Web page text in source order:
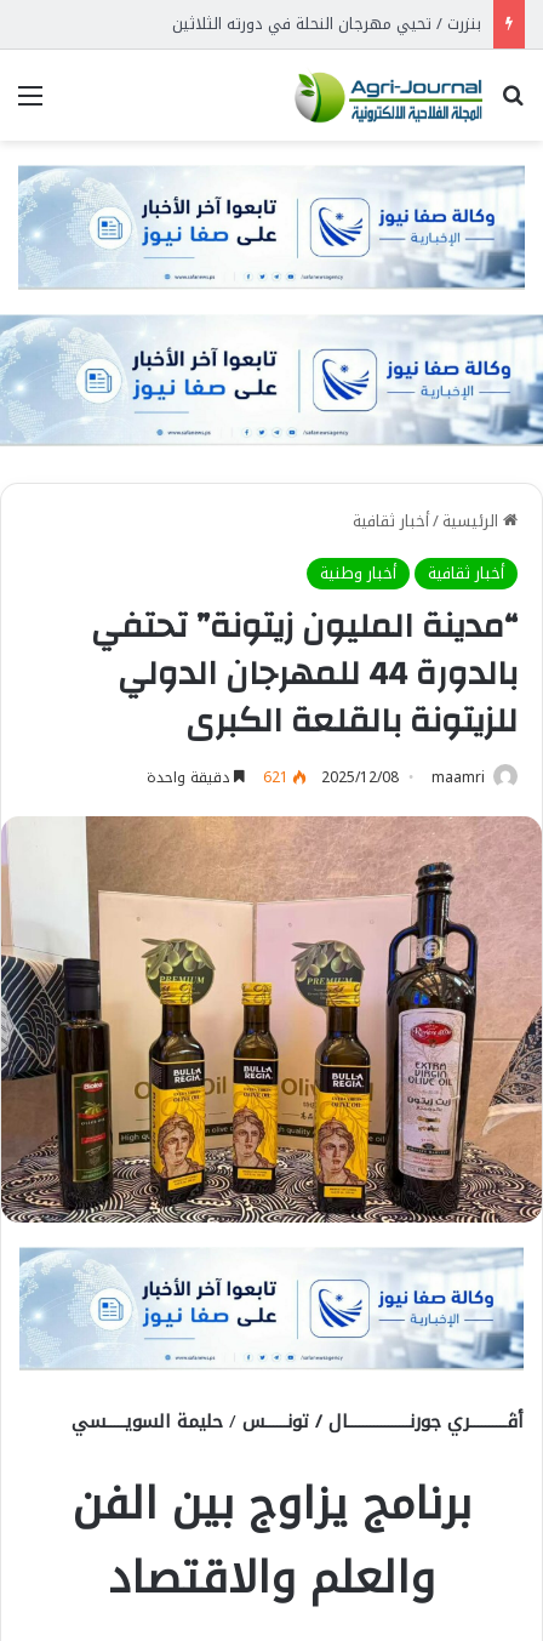
بنزرت / تحيي مهرجان النحلة في دورته الثلاثين
بحث عن
الرئيسية/أخبار ثقافية
أخبار ثقافية
أخبار وطنية
“مدينة المليون زيتونة” تحتفي
بالدورة 44 للمهرجان الدولي
للزيتونة بالقلعة الكبرى
maamri
2025/12/08
621 دقيقة واحدة
أڨــــــــــري جورنـــــــــــــــــال / تونــــــس/حليمة السويـــــسي
برنامج يزاوج بين الفن
والعلم والاقتصاد